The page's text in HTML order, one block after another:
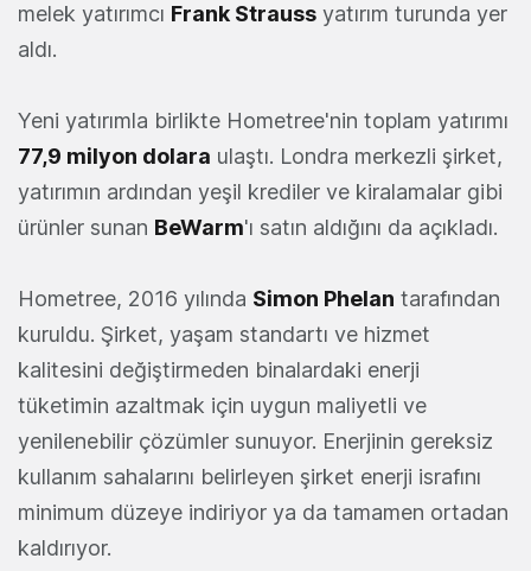
melek yatırımcı Frank Strauss yatırım turunda yer
aldı.
Yeni yatırımla birlikte Hometree'nin toplam yatırımı
77,9 milyon dolara ulaştı. Londra merkezli şirket,
yatırımın ardından yeşil krediler ve kiralamalar gibi
ürünler sunan BeWarm'ı satın aldığını da açıkladı.
Hometree, 2016 yılında Simon Phelan tarafından
kuruldu. Şirket, yaşam standartı ve hizmet
kalitesini değiştirmeden binalardaki enerji
tüketimin azaltmak için uygun maliyetli ve
yenilenebilir çözümler sunuyor. Enerjinin gereksiz
kullanım sahalarını belirleyen şirket enerji israfını
minimum düzeye indiriyor ya da tamamen ortadan
kaldırıyor.